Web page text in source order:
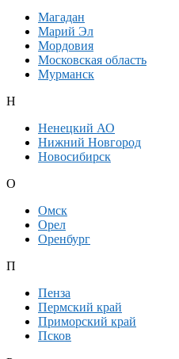
Магадан
Марий Эл
Мордовия
Московская область
Мурманск
Н
Ненецкий АО
Нижний Новгород
Новосибирск
О
Омск
Орел
Оренбург
П
Пенза
Пермский край
Приморский край
Псков